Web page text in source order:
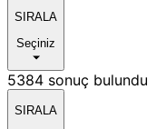
SIRALA
Seçiniz
5384 sonuç bulundu
SIRALA